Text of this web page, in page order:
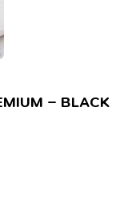
– BLACK